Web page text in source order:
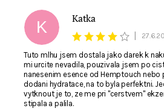
K
Katka
Tuto mlhu jsem dostala jako darek k
mi urcite nevadila, pouzivala jsem po
nanesenim esence od Hemptouch nebo
dodani hydratace, na to byla perfektni.
vytknout je to, ze me pri "cerstvem"
stipala a palila.